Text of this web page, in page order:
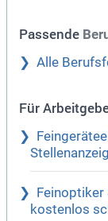
Passende
Alle
Für
Feinoptiker
kostenlos